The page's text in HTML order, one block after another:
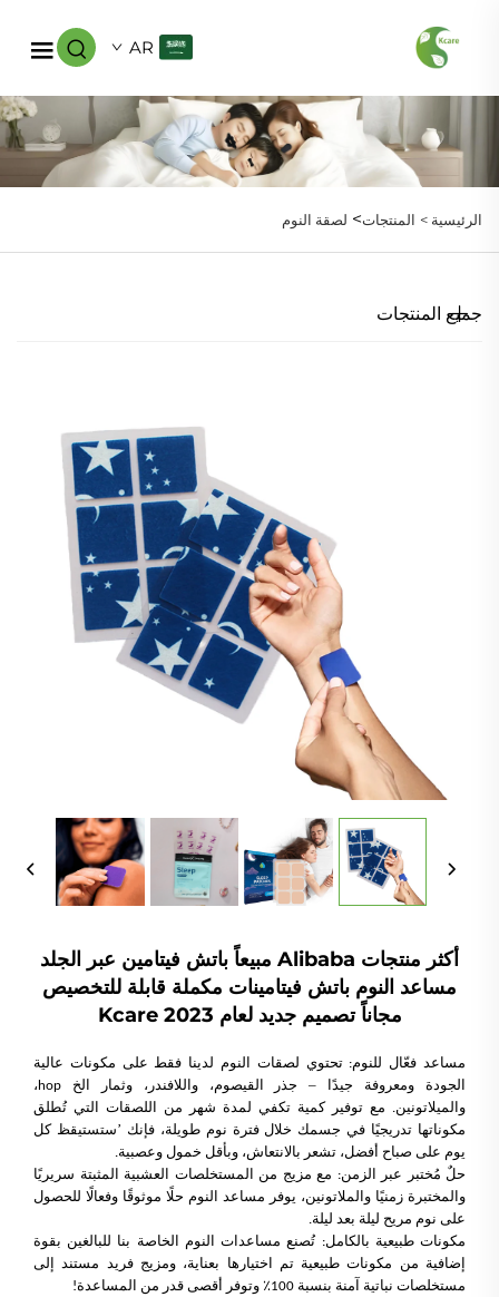
AR
الرئيسية > المنتجات> لصقة النوم
جميع المنتجات
أكثر منتجات Alibaba مبيعاً باتش فيتامين عبر الجلد
مساعد النوم باتش فيتامينات مكملة قابلة للتخصيص
مجاناً تصميم جديد لعام 2023 Kcare
مساعد فعّال للنوم: تحتوي لصقات النوم لدينا فقط على مكونات عالية
الجودة ومعروفة جيدًا –
جذر القيصوم، واللافندر، وثمار الخ hop،
والميلاتونين. مع توفير كمية تكفي لمدة شهر من اللصقات التي تُطلق
مكوناتها تدريجيًا في جسمك خلال فترة نوم طويلة، فإنك ’ستستيقظ كل
يوم على صباح أفضل، تشعر بالانتعاش، وبأقل خمول وعصبية.
حلٌ مُختبر عبر الزمن: مع مزيج من المستخلصات العشبية المثبتة سريريًا
والمختبرة زمنيًا والملاتونين، يوفر مساعد النوم حلًا موثوقًا وفعالًا للحصول
على نوم مريح ليلة بعد ليلة.
مكونات طبيعية بالكامل: تُصنع مساعدات النوم الخاصة بنا للبالغين بقوة
إضافية من مكونات طبيعية تم اختيارها بعناية، ومزيج فريد مستند إلى
مستخلصات نباتية آمنة بنسبة 100٪ وتوفر أقصى قدر من المساعدة!